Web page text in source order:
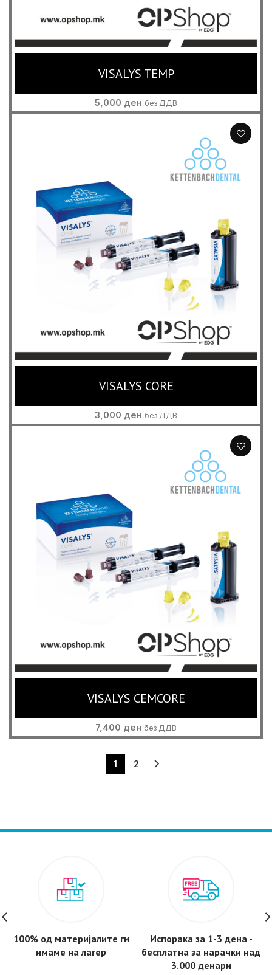
VISALYS TEMP
5,000 ден без ДДВ
VISALYS CORE
3,000 ден без ДДВ
VISALYS CEMCORE
7,400 ден без ДДВ
1 2
100% од материјалите ги
имаме на лагер
Испорака за 1-3 дена -
бесплатнa за нарачки над
3.000 денари